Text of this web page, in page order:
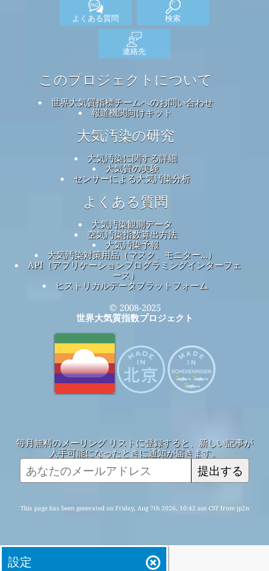
よくある質問 検索
連絡先
このプロジェクトについて
世界大気質指標チームへのお問い合わせ
報道機関向けキット
大気汚染の研究
大気汚染に関する詳細
大気質の実験
センサーによる大気汚染分析
よくある質問
大気汚染観測データ
空気汚染指数算出方法
大気汚染予報
大気汚染対策用品（マスク、モニター...）
API（アプリケーションプログラミングインターフェ
ース）
ヒストリカルデータプラットフォーム
© 2008-2025
世界大気質指数プロジェクト
毎月無料のメーリング リストに登録すると、新しい記事が
入手可能になったときに通知が届きます。
提出する
This page has been generated on Friday, Aug 7th 2026, 10:42 am CST from jp2n
設定